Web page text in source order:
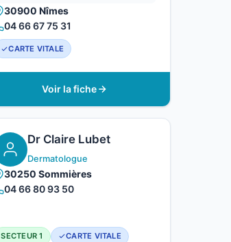
30900 Nîmes
04 66 67 75 31
CARTE VITALE
Voir la fiche
Dr Claire Lubet
Dermatologue
30250 Sommières
04 66 80 93 50
SECTEUR 1 CARTE VITALE